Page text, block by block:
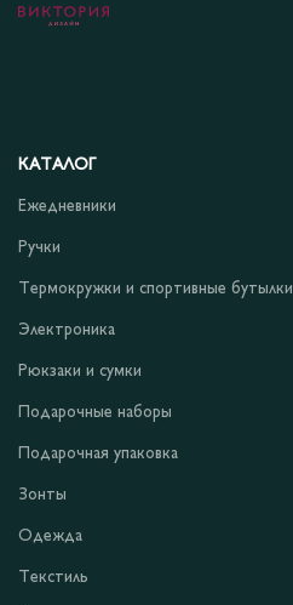
КАТАЛОГ
Ежедневники
Ручки
Термокружки и спортивные бутылки
Электроника
Рюкзаки и сумки
Подарочные наборы
Подарочная упаковка
Зонты
Одежда
Текстиль